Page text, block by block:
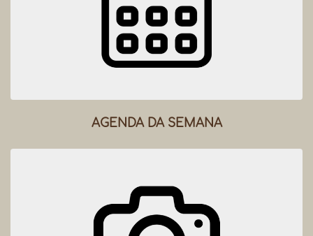
AGENDA DA SEMANA